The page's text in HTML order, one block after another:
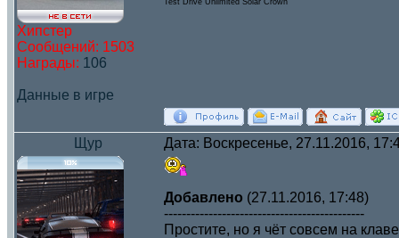
Хипстер
Сообщений: 1503
Награды: 106
Данные в игре
Test Drive Unlimited Solar Crown
Щур Дата: Воскресенье, 27.11.2016,
Добавлено (27.11.2016, 17:48)
---------------------------------------------
Простите, но я чёт совсем на